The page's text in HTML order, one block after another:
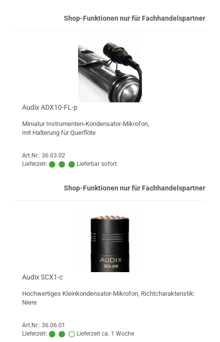
Shop-Funktionen nur für Fachhandelspartner
Audix ADX10-FL-p
Miniatur Instrumenten-Kondensator-Mikrofon,
mit Halterung für Querflöte
Art.Nr.: 36.03.02
Lieferzeit:
Lieferbar sofort
Shop-Funktionen nur für Fachhandelspartner
Audix SCX1-c
Hochwertiges Kleinkondensator-Mikrofon, Richtcharakteristik:
Niere
Art.Nr.: 36.06.01
Lieferzeit:
Lieferzeit ca. 1 Woche